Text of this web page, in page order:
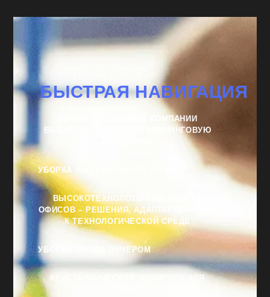
БЫСТРАЯ НАВИГАЦИЯ
ПОЧЕМУ УСПЕШНЫЕ КОМПАНИИ
ВЫБИРАЮТ ВНЕШНЮЮ КЛИНИНГОВУЮ
УБОРКА ВЫСТАВОЧНОГО ЗАЛА
ВЫСОКОТЕХНОЛОГИЧНАЯ УБОРКА
ОФИСОВ – РЕШЕНИЯ, АДАПТИРОВАННЫЕ
К ТЕХНОЛОГИЧЕСКОЙ СРЕДЕ
УБОРКА ОФИСА ВЕЧЕРОМ
КРИСТАЛЛИЧЕСКИЙ ПОЛИРОЛЬ ДЛЯ